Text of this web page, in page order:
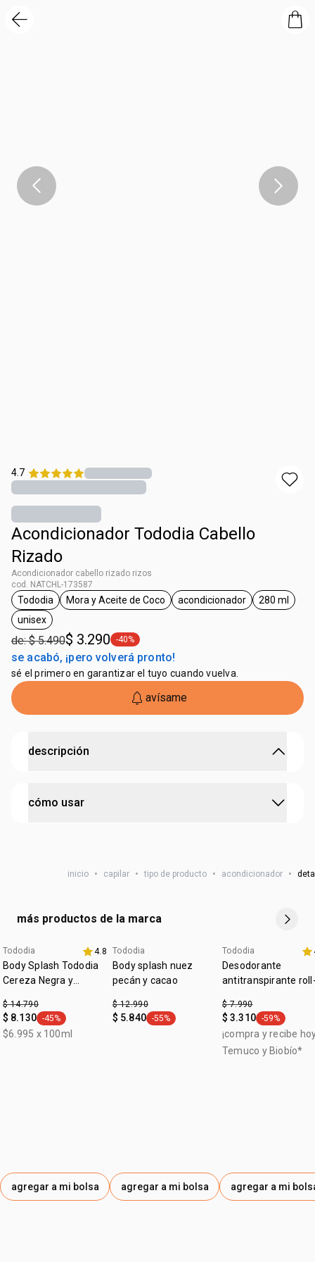
4.7
Acondicionador Tododia Cabello
Rizado
Acondicionador cabello rizado rizos
cod. NATCHL-173587
general.tag Tododia
Tododia
general.tag Mora y Aceite de Coco
Mora y Aceite de Coco
general.tag
acondicionador 280 ml
general.tag unisex
unisex
de: $ 5.490$ 3.290 general.tag -40%
-40%
se acabó, ¡pero volverá pronto!
sé el primero en garantizar el tuyo cuando vuelva.
avísame
descripción
• tipo de cabello: rizado y crespo
• disponible en repuesto
cómo usar
enjuaga a continuación.
inicio • capilar • tipo de producto • acondicionador •
más productos de la marca
Tododia 4.8
Body Splash Tododia
Cereza Negra y
$ 14.790
$ 8.130 general.tag -45%
-45%
$6.995 x 100ml
agregar a mi bolsa
aniversario
Tododia
Body splash nuez
pecán y cacao
$ 12.990
$ 5.840 general.tag -55%
-55%
agregar a mi bolsa
aniversario
Tododia
Desodorante
antitranspirante
prebiótica Tododia
perfume 70 ml
$ 7.990
$ 3.310 general.tag -
-59%
¡compra y recibe
Temuco y Biobío*
agregar a mi